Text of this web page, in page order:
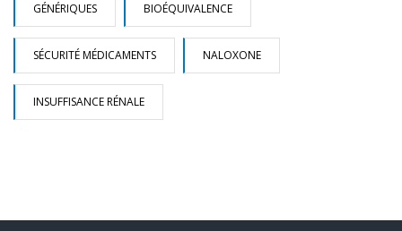
GÉNÉRIQUES BIOÉQUIVALENCE
SÉCURITÉ MÉDICAMENTS NALOXONE
INSUFFISANCE RÉNALE